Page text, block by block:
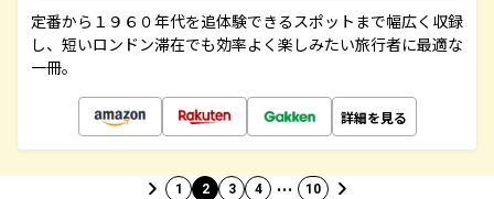
定番から１９６０年代を追体験できるスポットまで幅広く収録
し、短いロンドン滞在でも効率よく楽しみたい旅行者に最適な
一冊。
詳細を見る
1 2 3 4 … 10